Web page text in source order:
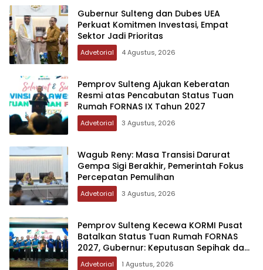
Gubernur Sulteng dan Dubes UEA
Perkuat Komitmen Investasi, Empat
Sektor Jadi Prioritas
Advetorial 4 Agustus, 2026
Pemprov Sulteng Ajukan Keberatan
Resmi atas Pencabutan Status Tuan
Rumah FORNAS IX Tahun 2027
Advetorial 3 Agustus, 2026
Wagub Reny: Masa Transisi Darurat
Gempa Sigi Berakhir, Pemerintah Fokus
Percepatan Pemulihan
Advetorial 3 Agustus, 2026
Pemprov Sulteng Kecewa KORMI Pusat
Batalkan Status Tuan Rumah FORNAS
2027, Gubernur: Keputusan Sepihak dan
Tanpa Koordinasi
Advetorial 1 Agustus, 2026